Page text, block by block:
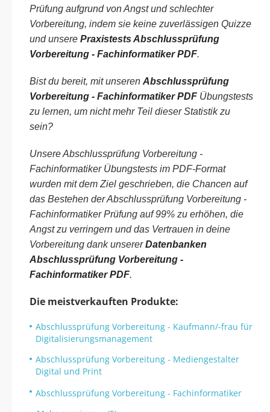
Prüfung aufgrund von Angst und schlechter
Vorbereitung, indem sie keine zuverlässigen Quizze
und unsere Praxistests Abschlussprüfung
Vorbereitung - Fachinformatiker PDF.
Bist du bereit, mit unseren Abschlussprüfung
Vorbereitung - Fachinformatiker PDF Übungstests
zu lernen, um nicht mehr Teil dieser Statistik zu
sein?
Unsere Abschlussprüfung Vorbereitung -
Fachinformatiker Übungstests im PDF-Format
wurden mit dem Ziel geschrieben, die Chancen auf
das Bestehen der Abschlussprüfung Vorbereitung -
Fachinformatiker Prüfung auf 99% zu erhöhen, die
Angst zu verringern und das Vertrauen in deine
Vorbereitung dank unsererDatenbanken
Abschlussprüfung Vorbereitung -
Fachinformatiker PDF.
Die meistverkauften Produkte:
Abschlussprüfung Vorbereitung - Kaufmann/-frau für
Digitalisierungsmanagement
Abschlussprüfung Vorbereitung - Mediengestalter
Digital und Print
Abschlussprüfung Vorbereitung - Fachinformatiker